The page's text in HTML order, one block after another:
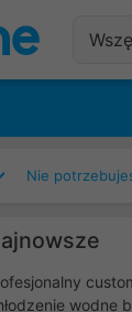
wodne